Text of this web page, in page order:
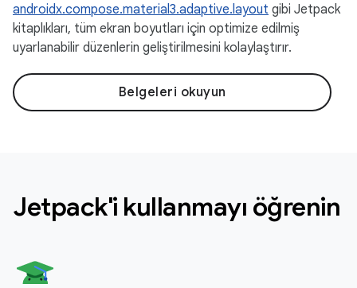
androidx.compose.material3.adaptive.layout gibi Jetpack
kitaplıkları, tüm ekran boyutları için optimize edilmiş
uyarlanabilir düzenlerin geliştirilmesini kolaylaştırır.
Belgeleri okuyun
Jetpack'i kullanmayı öğrenin